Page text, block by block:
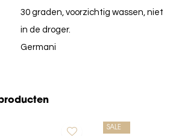
30 graden, voorzichtig wassen, niet
in de droger.
Germani
SALE